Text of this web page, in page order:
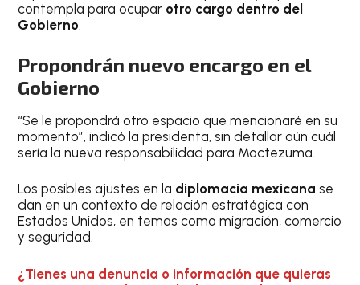
contempla para ocupar otro cargo dentro del
Gobierno.
Propondrán nuevo encargo en el
Gobierno
“Se le propondrá otro espacio que mencionaré en su
momento”, indicó la presidenta, sin detallar aún cuál
sería la nueva responsabilidad para Moctezuma.
Los posibles ajustes en la diplomacia mexicana se
dan en un contexto de relación estratégica con
Estados Unidos, en temas como migración, comercio
y seguridad.
¿Tienes una denuncia o información que quieras